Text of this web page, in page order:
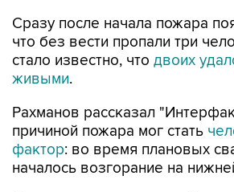
Сразу после начала пожара
что без вести пропали три
стало известно, что двоих
живыми.
Рахманов рассказал
причиной пожара мог стать
фактор: во время плановых
началось возгорание на